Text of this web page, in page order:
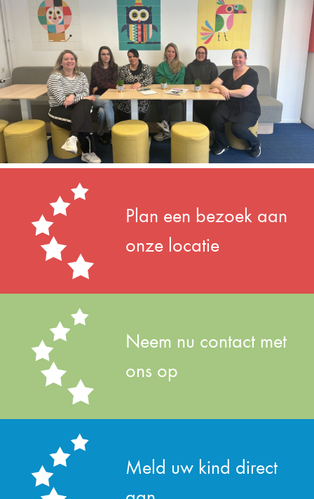
Plan een bezoek aan
onze locatie
Neem nu contact met
ons op
Meld uw kind direct